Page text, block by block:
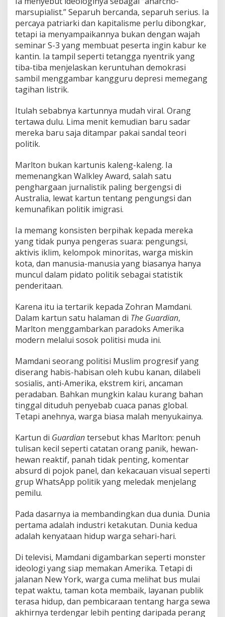
marsupialist.” Separuh bercanda, separuh serius. Ia
percaya patriarki dan kapitalisme perlu dibongkar,
tetapi ia menyampaikannya bukan dengan wajah
seminar S-3 yang membuat peserta ingin kabur ke
kantin. Ia tampil seperti tetangga nyentrik yang
tiba-tiba menjelaskan keruntuhan demokrasi
sambil menggambar kangguru depresi memegang
tagihan listrik.
Itulah sebabnya kartunnya mudah viral. Orang
tertawa dulu. Lima menit kemudian baru sadar
mereka baru saja ditampar pakai sandal teori
politik.
Marlton bukan kartunis kaleng-kaleng. Ia
memenangkan Walkley Award, salah satu
penghargaan jurnalistik paling bergengsi di
Australia, lewat kartun tentang pengungsi dan
kemunafikan politik imigrasi.
Ia memang konsisten berpihak kepada mereka
yang tidak punya pengeras suara: pengungsi,
aktivis iklim, kelompok minoritas, warga miskin
kota, dan manusia-manusia yang biasanya hanya
muncul dalam pidato politik sebagai statistik
penderitaan.
Karena itu ia tertarik kepada Zohran Mamdani.
Dalam kartun satu halaman di The Guardian,
Marlton menggambarkan paradoks Amerika
modern melalui sosok politisi muda ini.
Mamdani seorang politisi Muslim progresif yang
diserang habis-habisan oleh kubu kanan, dilabeli
sosialis, anti-Amerika, ekstrem kiri, ancaman
peradaban. Bahkan mungkin kalau kurang bahan
tinggal dituduh penyebab cuaca panas global.
Tetapi anehnya, warga biasa malah menyukainya.
Kartun di Guardiantersebut khas Marlton: penuh
tulisan kecil seperti catatan orang panik, hewan-
hewan reaktif, panah tidak penting, komentar
absurd di pojok panel, dan kekacauan visual seperti
grup WhatsApp politik yang meledak menjelang
pemilu.
Pada dasarnya ia membandingkan dua dunia. Dunia
pertama adalah industri ketakutan. Dunia kedua
adalah kenyataan hidup warga sehari-hari.
Di televisi, Mamdani digambarkan seperti monster
ideologi yang siap memakan Amerika. Tetapi di
jalanan New York, warga cuma melihat bus mulai
tepat waktu, taman kota membaik, layanan publik
terasa hidup, dan pembicaraan tentang harga sewa
akhirnya terdengar lebih penting daripada perang